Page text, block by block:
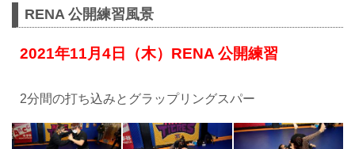
RENA 公開練習風景
2021年11月4日（木）RENA 公開練習
2分間の打ち込みとグラップリングスパー